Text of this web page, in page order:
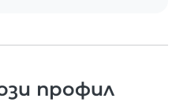
профил